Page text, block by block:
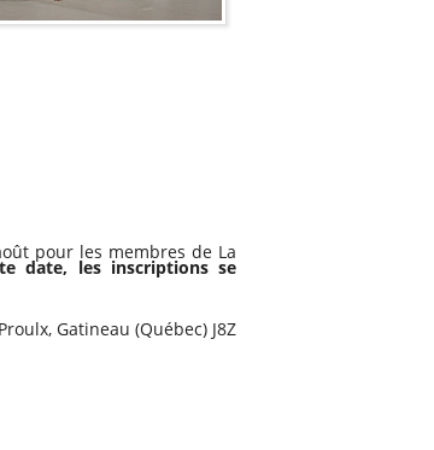
pour les membres de La
date, les inscriptions se
Gatineau (Québec) J8Z